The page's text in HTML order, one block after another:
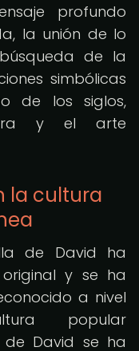
profundo
la unión de lo
de la
simbólicas
de los siglos,
y el arte
la cultura
de David ha
y se ha
a nivel
popular
de David se ha